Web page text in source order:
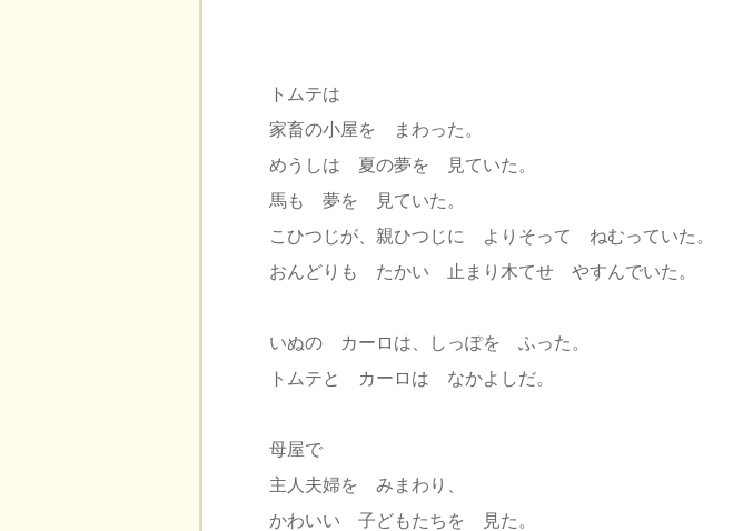
トムテは
家畜の小屋を まわった。
めうしは 夏の夢を 見ていた。
馬も 夢を 見ていた。
こひつじが、親ひつじに よりそって ねむっていた。
おんどりも たかい 止まり木てせ やすんでいた。
いぬの カーロは、しっぽを ふった。
トムテと カーロは なかよしだ。
母屋で
主人夫婦を みまわり、
かわいい 子どもたちを 見た。